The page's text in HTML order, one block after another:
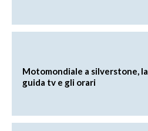
Motomondiale a silverstone, la
guida tv e gli orari